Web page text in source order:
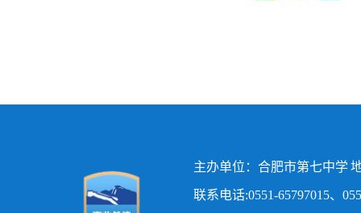
主办单位：合肥市第七中学
联系电话:0551-65797015、